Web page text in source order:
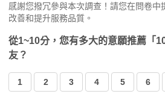
感謝您撥冗參與本次調查！請您在問卷中
改善和提升服務品質。
從1~10分，您有多大的意願推薦「
友？
1 2 3 4 5 6